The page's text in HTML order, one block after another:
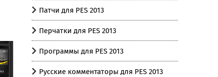
Патчи для PES 2013
Перчатки для PES 2013
Программы для PES 2013
Русские комментаторы для PES 2013